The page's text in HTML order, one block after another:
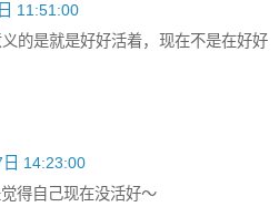
11:51:00
的是就是好好活着，现在不是在好好
14:23:00
得自己现在没活好～